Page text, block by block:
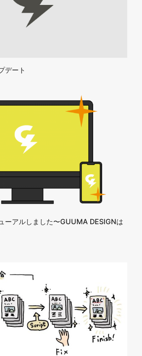
デート
ーアルしました〜GUUMA DESIGNは